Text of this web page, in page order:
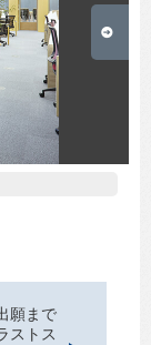
Next
願まで
ストス